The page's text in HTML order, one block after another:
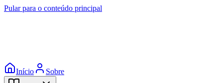
Pular para o conteúdo principal
Início Sobre